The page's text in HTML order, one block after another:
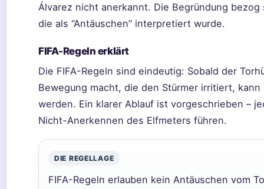
Álvarez nicht anerkannt. Die Begründung
die als “Antäuschen” interpretiert wurde.
FIFA-Regeln erklärt
Die FIFA-Regeln sind eindeutig: Sobald der
Bewegung macht, die den Stürmer irritiert,
werden. Ein klarer Ablauf ist vorgeschrieben –
Nicht-Anerkennen des Elfmeters führen.
DIE REGELLAGE
FIFA-Regeln erlauben kein Antäuschen vom